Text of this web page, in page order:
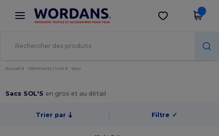
× Appli Wordans
Meilleurs prix sur l’app !
Obtenir l'appli
Accueil Vêtements | Unis Sacs
Sacs SOL'S en gros et au détail
Trier par Filtre ✓